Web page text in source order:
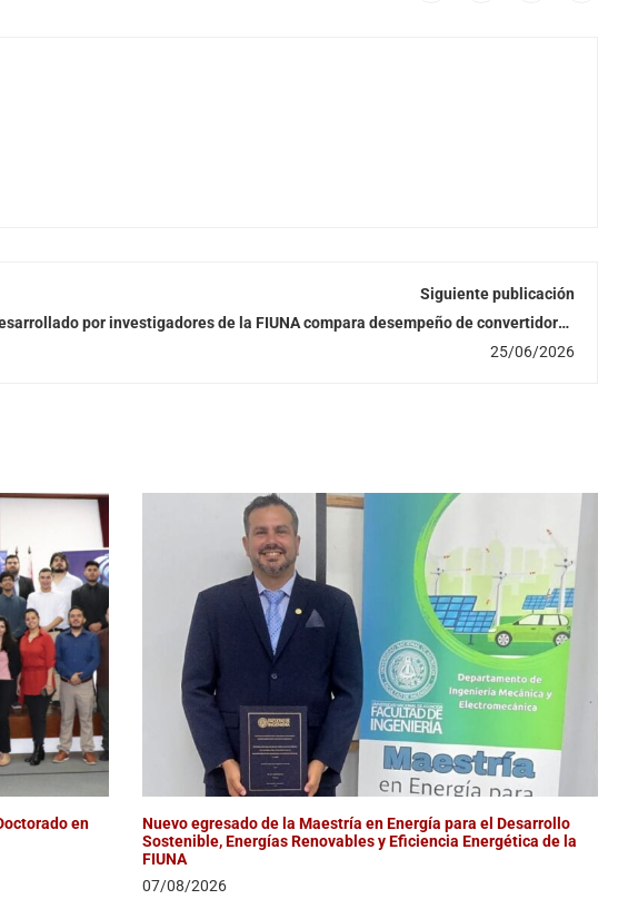
Siguiente publicación
por investigadores de la FIUNA compara desempeño de convertidores
25/06/2026
en
Nuevo egresado de la Maestría en Energía para el Desarrollo
Sostenible, Energías Renovables y Eficiencia Energética de la
FIUNA
07/08/2026